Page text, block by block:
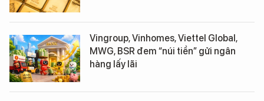
Vingroup, Vinhomes, Viettel Global,
MWG, BSR đem “núi tiền” gửi ngân
hàng lấy lãi